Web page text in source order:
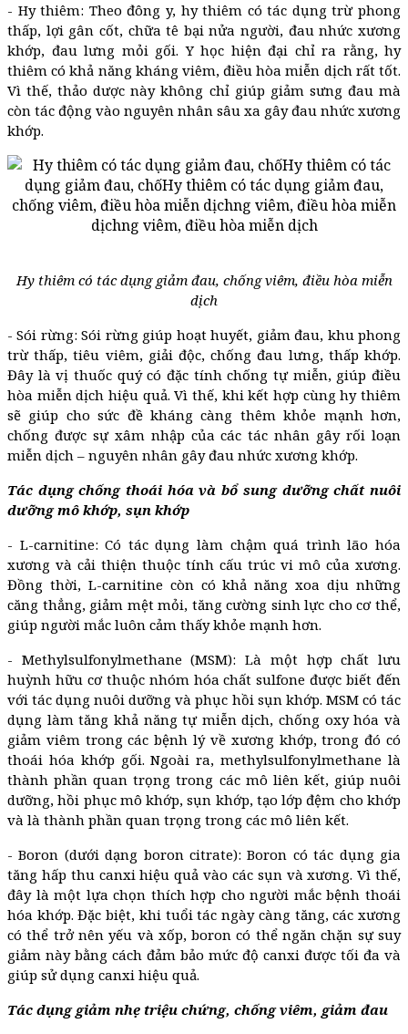
- Hy thiêm: Theo đông y, hy thiêm có tác dụng trừ phong
thấp, lợi gân cốt, chữa tê bại nửa người, đau nhức xương
khớp, đau lưng mỏi gối. Y học hiện đại chỉ ra rằng, hy
thiêm có khả năng kháng viêm, điều hòa miễn dịch rất tốt.
Vì thế, thảo dược này không chỉ giúp giảm sưng đau mà
còn tác động vào nguyên nhân sâu xa gây đau nhức xương
khớp.
Hy thiêm có tác dụng giảm đau, chống viêm, điều hòa miễn
dịch
- Sói rừng: Sói rừng giúp hoạt huyết, giảm đau, khu phong
trừ thấp, tiêu viêm, giải độc, chống đau lưng, thấp khớp.
Đây là vị thuốc quý có đặc tính chống tự miễn, giúp điều
hòa miễn dịch hiệu quả. Vì thế, khi kết hợp cùng hy thiêm
sẽ giúp cho sức đề kháng càng thêm khỏe mạnh hơn,
chống được sự xâm nhập của các tác nhân gây rối loạn
miễn dịch – nguyên nhân gây đau nhức xương khớp.
Tác dụng chống thoái hóa và bổ sung dưỡng chất nuôi
dưỡng mô khớp, sụn khớp
- L-carnitine: Có tác dụng làm chậm quá trình lão hóa
xương và cải thiện thuộc tính cấu trúc vi mô của xương.
Đồng thời, L-carnitine còn có khả năng xoa dịu những
căng thẳng, giảm mệt mỏi, tăng cường sinh lực cho cơ thể,
giúp người mắc luôn cảm thấy khỏe mạnh hơn.
- Methylsulfonylmethane (MSM): Là một hợp chất lưu
huỳnh hữu cơ thuộc nhóm hóa chất sulfone được biết đến
với tác dụng nuôi dưỡng và phục hồi sụn khớp. MSM có tác
dụng làm tăng khả năng tự miễn dịch, chống oxy hóa và
giảm viêm trong các bệnh lý về xương khớp, trong đó có
thoái hóa khớp gối. Ngoài ra, methylsulfonylmethane là
thành phần quan trọng trong các mô liên kết, giúp nuôi
dưỡng, hồi phục mô khớp, sụn khớp, tạo lớp đệm cho khớp
và là thành phần quan trọng trong các mô liên kết.
- Boron (dưới dạng boron citrate): Boron có tác dụng gia
tăng hấp thu canxi hiệu quả vào các sụn và xương. Vì thế,
đây là một lựa chọn thích hợp cho người mắc bệnh thoái
hóa khớp. Đặc biệt, khi tuổi tác ngày càng tăng, các xương
có thể trở nên yếu và xốp, boron có thể ngăn chặn sự suy
giảm này bằng cách đảm bảo mức độ canxi được tối đa và
giúp sử dụng canxi hiệu quả.
Tác dụng giảm nhẹ triệu chứng, chống viêm, giảm đau